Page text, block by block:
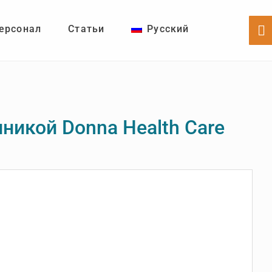
Статьи Русский
Donna Health Care